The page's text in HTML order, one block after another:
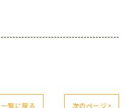
一覧に戻る 次のページ >